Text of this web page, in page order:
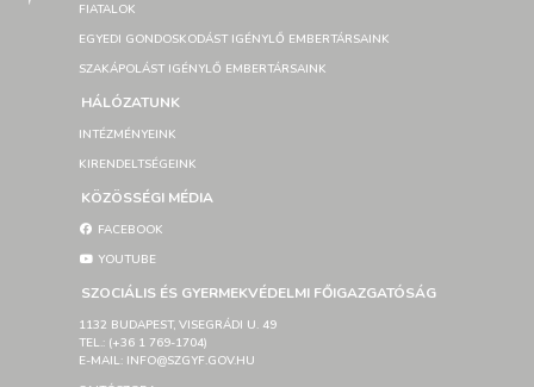
FIATALOK
EGYEDI GONDOSKODÁST IGÉNYLŐ EMBERTÁRSAINK
SZAKÁPOLÁST IGÉNYLŐ EMBERTÁRSAINK
HÁLÓZATUNK
INTÉZMÉNYEINK
KIRENDELTSÉGEINK
KÖZÖSSÉGI MÉDIA
FACEBOOK
YOUTUBE
SZOCIÁLIS ÉS GYERMEKVÉDELMI FŐIGAZGATÓSÁG
1132 BUDAPEST, VISEGRÁDI U. 49
TEL.: (+36 1 769-1704)
E-MAIL: INFO@SZGYF.GOV.HU